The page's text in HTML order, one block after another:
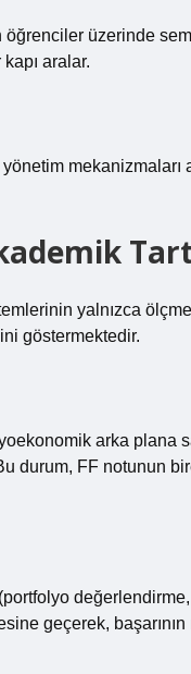
üzerinde
aralar.
yalnızca
göstermektedir.
arka
Bu durum, FF
geçerek,